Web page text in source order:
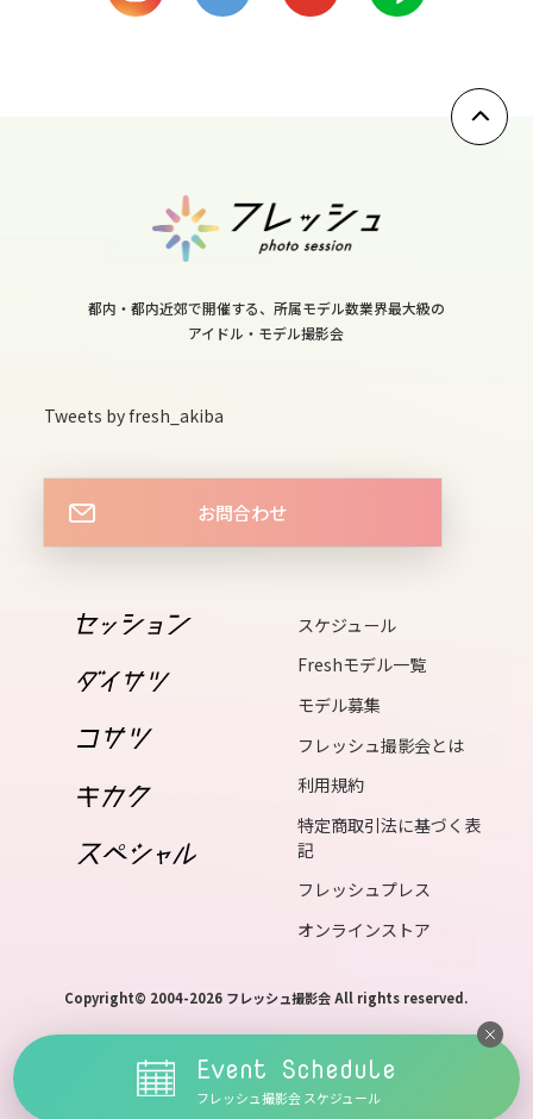
11
15
16
thu
17
fri
18
19
mon
21
tue
22
24
fri
都内・都内近郊で開催する、所属モデル数業界最大級の
アイドル・モデル撮影会
Tweets by fresh_akiba
お問合わせ
スケジュール
Freshモデル一覧
モデル募集
フレッシュ撮影会とは
利用規約
特定商取引法に基づく表
記
フレッシュプレス
オンラインストア
Copyright© 2004-2026 フレッシュ撮影会 All rights reserved.
Event Schedule
フレッシュ撮影会 スケジュール